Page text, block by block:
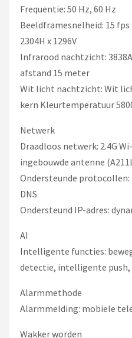
Frequentie: 50 Hz, 60 Hz
Beeldframesnelheid: 15
2304H x 1296V
Infrarood nachtzicht:
afstand 15 meter
Wit licht nachtzicht: Wit
kern Kleurtemperatuur
Netwerk
Draadloos netwerk: 2.4G
ingebouwde antenne
Ondersteunde protocollen:
DNS
Ondersteund IP-adres:
AI
Intelligente functies:
detectie, intelligente
Alarmmethode
Alarmmelding: mobiele
Wakker worden